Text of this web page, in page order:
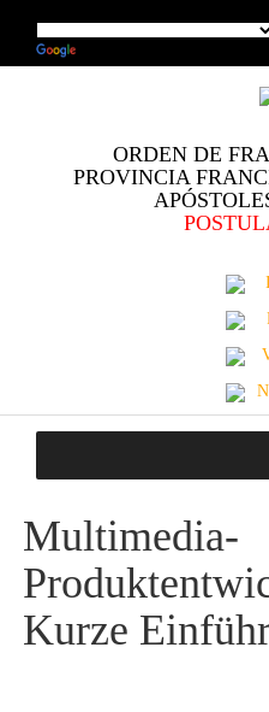
ORDEN DE
PROVINCIA
Multimedia-
Kurze